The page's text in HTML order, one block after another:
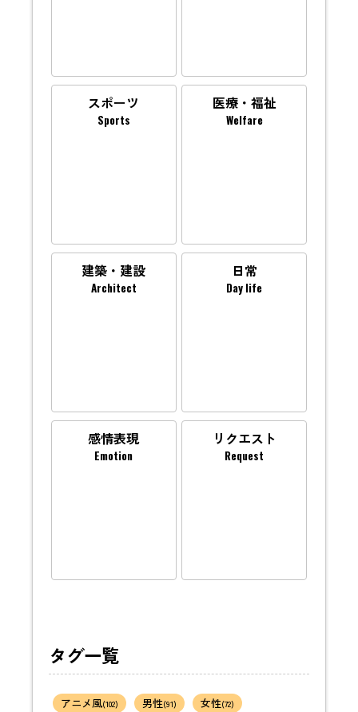
スポーツ
Sports
医療・福祉
Welfare
建築・建設
Architect
日常
Day life
感情表現
Emotion
リクエスト
Request
タグ一覧
アニメ風(102) 男性(91) 女性(72)